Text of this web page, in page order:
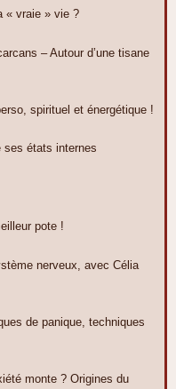
« vraie » vie ?
– Autour d’une tisane
spirituel et énergétique !
ses états internes
pote !
nerveux, avec Célia
de panique, techniques
monte ? Origines du